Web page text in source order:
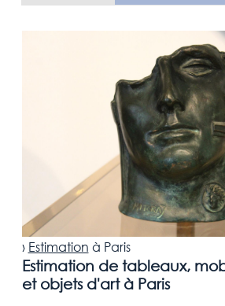
› Estimation à Paris
Estimation de tableaux,
et objets d'art à Paris